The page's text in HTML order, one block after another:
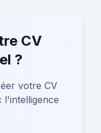
CV
?
votre CV
l'intelligence